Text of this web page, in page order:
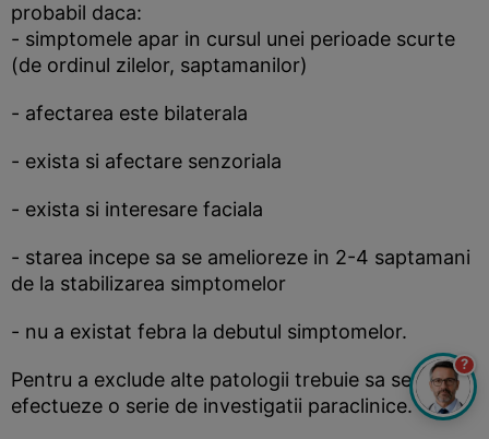
probabil daca:
- simptomele apar in cursul unei perioade scurte
(de ordinul zilelor, saptamanilor)
- afectarea este bilaterala
- exista si afectare senzoriala
- exista si interesare faciala
- starea incepe sa se amelioreze in 2-4 saptamani
de la stabilizarea simptomelor
- nu a existat febra la debutul simptomelor.
Pentru a exclude alte patologii trebuie sa se
efectueze o serie de investigatii paraclinice.
?